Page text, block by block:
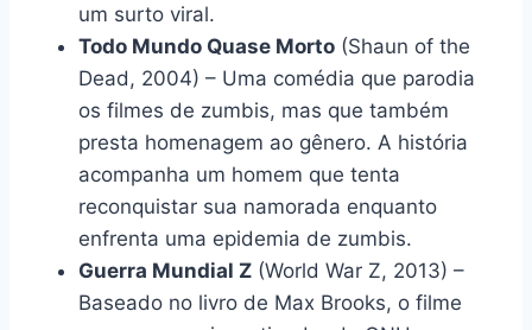
um surto viral.
Todo Mundo Quase Morto (Shaun of the
Dead, 2004) – Uma comédia que parodia
os filmes de zumbis, mas que também
presta homenagem ao gênero. A história
acompanha um homem que tenta
reconquistar sua namorada enquanto
enfrenta uma epidemia de zumbis.
Guerra Mundial Z (World War Z, 2013) –
Baseado no livro de Max Brooks, o filme